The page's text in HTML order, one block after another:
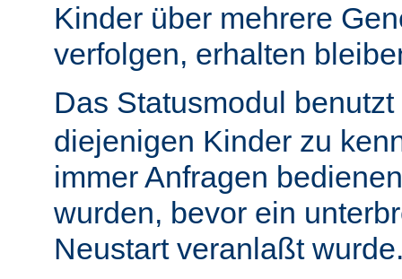
Kinder über mehrere
verfolgen, erhalten
Das Statusmodul
diejenigen Kinder zu
immer Anfragen
wurden, bevor ein
Neustart veranlaßt